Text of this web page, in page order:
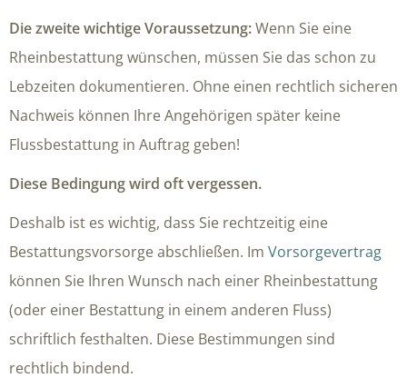
Die zweite wichtige Voraussetzung:Wenn Sie eine
Rheinbestattung wünschen, müssen Sie das schon zu
Lebzeiten dokumentieren. Ohne einen rechtlich sicheren
Nachweis können Ihre Angehörigen später keine
Flussbestattung in Auftrag geben!
Diese Bedingung wird oft vergessen.
Deshalb ist es wichtig, dass Sie rechtzeitig eine
Bestattungsvorsorge abschließen. Im Vorsorgevertrag
können Sie Ihren Wunsch nach einer Rheinbestattung
(oder einer Bestattung in einem anderen Fluss)
schriftlich festhalten. Diese Bestimmungen sind
rechtlich bindend.